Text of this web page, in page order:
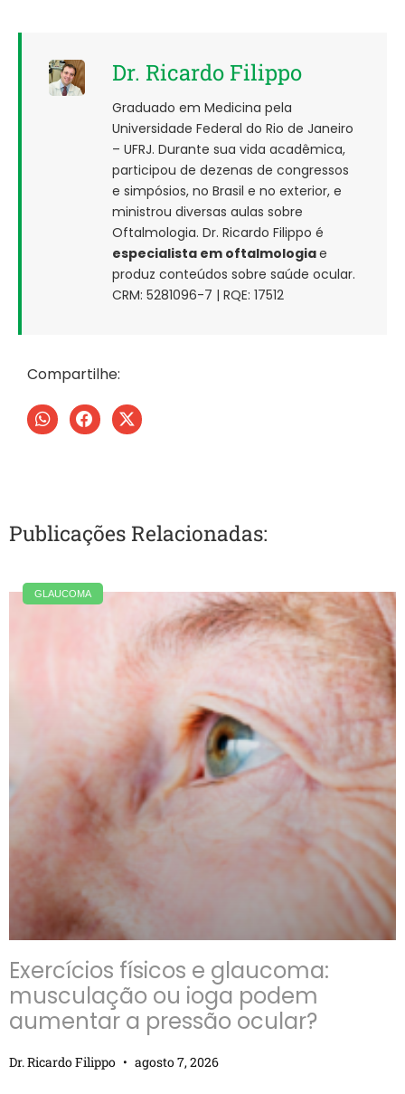
Dr. Ricardo Filippo
Graduado em Medicina pela
Universidade Federal do Rio de Janeiro
– UFRJ. Durante sua vida acadêmica,
participou de dezenas de congressos
e simpósios, no Brasil e no exterior, e
ministrou diversas aulas sobre
Oftalmologia. Dr. Ricardo Filippo é
especialista em oftalmologiae
produz conteúdos sobre saúde ocular.
CRM: 5281096-7 | RQE: 17512
Compartilhe:
Publicações Relacionadas:
GLAUCOMA
Exercícios físicos e glaucoma:
musculação ou ioga podem
aumentar a pressão ocular?
Dr. Ricardo Filippo agosto 7, 2026